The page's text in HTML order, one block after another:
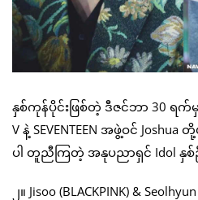
နှစ်ကုန်ပိုင်းဖြစ်တဲ့ ဒီဇင်ဘာ 30 ရက်
V နဲ့ SEVENTEEN အဖွဲ့ဝင်
ပါ တူညီကြတဲ့ အနုပညာရှင် Idol နှစ်
၂။ Jisoo (BLACKPINK) &